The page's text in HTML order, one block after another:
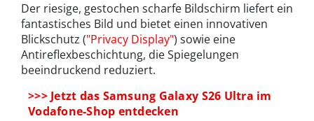
Der riesige, gestochen scharfe Bildschirm liefert ein
fantastisches Bild und bietet einen innovativen
Blickschutz ("Privacy Display") sowie eine
Antireflexbeschichtung, die Spiegelungen
beeindruckend reduziert.
>>> Jetzt das Samsung Galaxy S26 Ultra im
Vodafone-Shop entdecken